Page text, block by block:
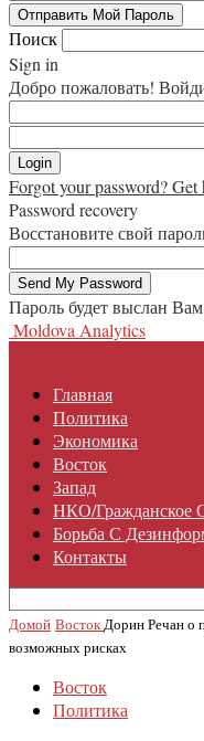
Поиск
Sign in
Добро пожаловать!
Forgot your password? Get
Password recovery
Восстановите свой
Пароль будет выслан
Moldova Analytics
Главная
Политика
Экономика
Восток
Запад
НКО/гражданское
Борьба С
Контакты
Домой ВостокДорин Речан о
возможных рисках
Восток
Политика